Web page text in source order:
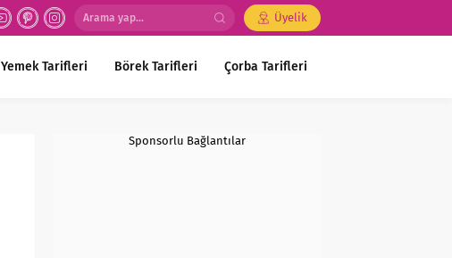
Üyelik
Yemek Tarifleri Börek Tarifleri Çorba Tarifleri
Sponsorlu Bağlantılar